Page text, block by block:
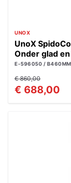
UNOX
UnoX
Onder glad
E-596050 /
€ 860,00
€ 688,00